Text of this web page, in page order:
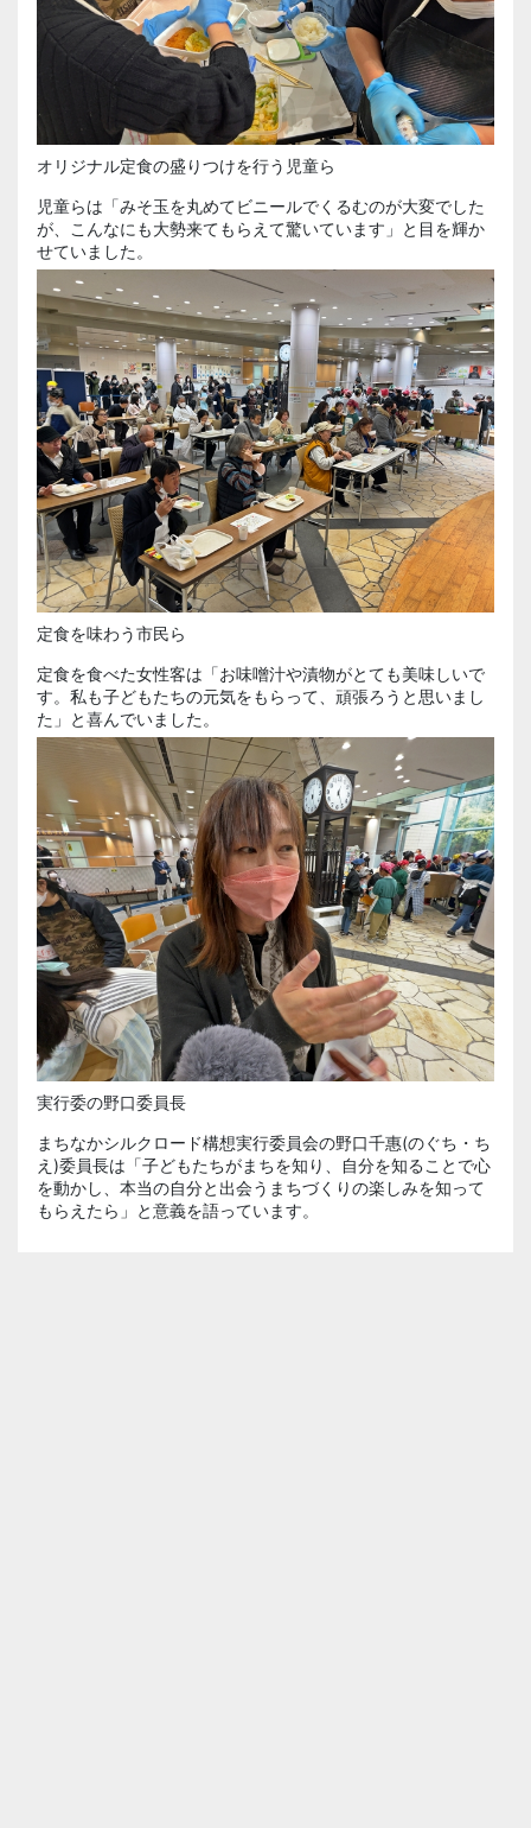
オリジナル定食の盛りつけを行う児童ら
児童らは「みそ玉を丸めてビニールでくるむのが大変でした
が、こんなにも大勢来てもらえて驚いています」と目を輝か
せていました。
定食を味わう市民ら
定食を食べた女性客は「お味噌汁や漬物がとても美味しいで
す。私も子どもたちの元気をもらって、頑張ろうと思いまし
た」と喜んでいました。
実行委の野口委員長
まちなかシルクロード構想実行委員会の野口千惠(のぐち・ち
え)委員長は「子どもたちがまちを知り、自分を知ることで心
を動かし、本当の自分と出会うまちづくりの楽しみを知って
もらえたら」と意義を語っています。